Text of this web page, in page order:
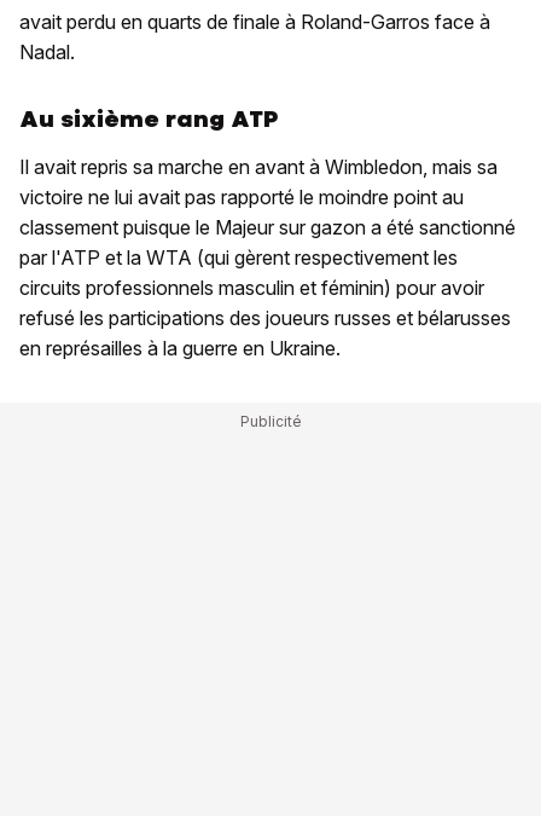
avait perdu en quarts de finale à Roland-Garros face à
Nadal.
Au sixième rang ATP
Il avait repris sa marche en avant à Wimbledon, mais sa
victoire ne lui avait pas rapporté le moindre point au
classement puisque le Majeur sur gazon a été sanctionné
par l'ATP et la WTA (qui gèrent respectivement les
circuits professionnels masculin et féminin) pour avoir
refusé les participations des joueurs russes et bélarusses
en représailles à la guerre en Ukraine.